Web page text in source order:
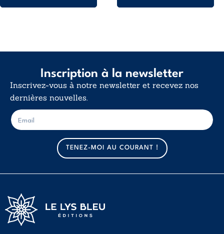
Inscription à la newsletter
Inscrivez-vous à notre newsletter et recevez nos
dernières nouvelles.
m
a
i
l
E
-
m
TENEZ-MOI AU COURANT !